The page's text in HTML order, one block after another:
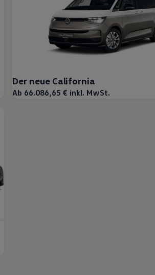
Der neue California
Ab 66.086,65 € inkl. MwSt.